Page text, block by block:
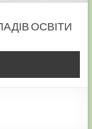
ОСВІТИ